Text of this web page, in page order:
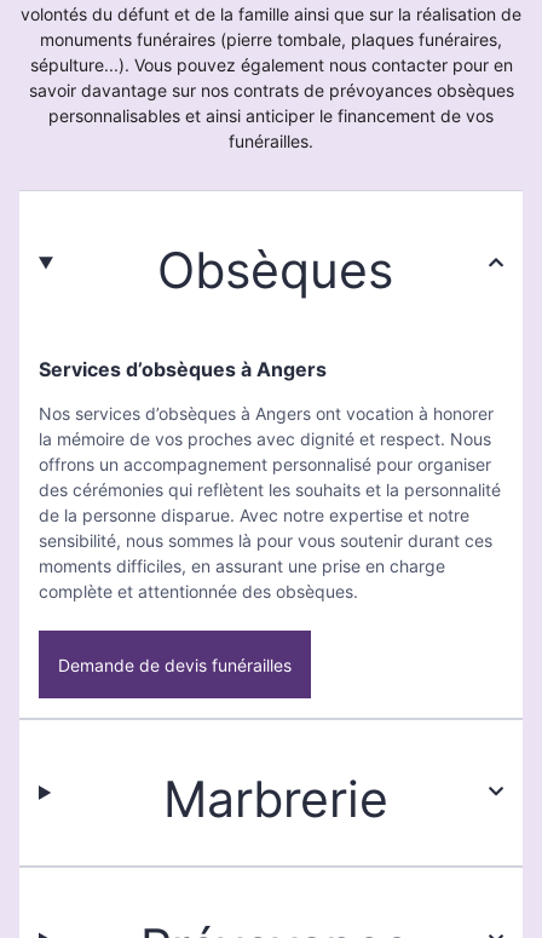
volontés du défunt et de la famille ainsi que sur la réalisation de
monuments funéraires (pierre tombale, plaques funéraires,
sépulture...). Vous pouvez également nous contacter pour en
savoir davantage sur nos contrats de prévoyances obsèques
personnalisables et ainsi anticiper le financement de vos
funérailles.
Obsèques
Services d’obsèques à Angers
Nos services d’obsèques à Angers ont vocation à honorer
la mémoire de vos proches avec dignité et respect. Nous
offrons un accompagnement personnalisé pour organiser
des cérémonies qui reflètent les souhaits et la personnalité
de la personne disparue. Avec notre expertise et notre
sensibilité, nous sommes là pour vous soutenir durant ces
moments difficiles, en assurant une prise en charge
complète et attentionnée des obsèques.
Demande de devis funérailles
Marbrerie